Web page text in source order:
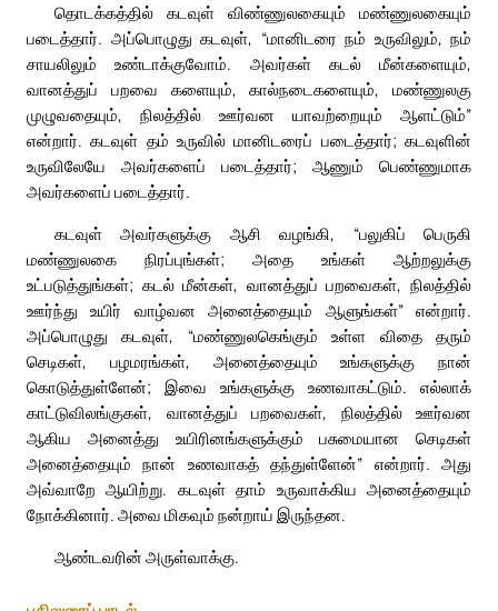
தொடக்கத்தில் கடவுள் விண்ணுலகையும் மண்ணுலகையும்
படைத்தார். அப்பொழுது கடவுள், “மானிடரை நம் உருவிலும், நம்
சாயலிலும் உண்டாக்குவோம். அவர்கள் கடல் மீன்களையும்,
வானத்துப் பறவை களையும், கால்நடைகளையும், மண்ணுலகு
முழுவதையும், நிலத்தில் ஊர்வன யாவற்றையும் ஆளட்டும்”
என்றார். கடவுள் தம் உருவில் மானிடரைப் படைத்தார்; கடவுளின்
உருவிலேயே அவர்களைப் படைத்தார்; ஆணும் பெண்ணுமாக
அவர்களைப் படைத்தார்.
கடவுள் அவர்களுக்கு ஆசி வழங்கி, “பலுகிப் பெருகி
மண்ணுலகை நிரப்புங்கள்; அதை உங்கள் ஆற்றலுக்கு
உட்படுத்துங்கள்; கடல் மீன்கள், வானத்துப் பறவைகள், நிலத்தில்
ஊர்ந்து உயிர் வாழ்வன அனைத்தையும் ஆளுங்கள்” என்றார்.
அப்பொழுது கடவுள், “மண்ணுலகெங்கும் உள்ள விதை தரும்
செடிகள், பழமரங்கள், அனைத்தையும் உங்களுக்கு நான்
கொடுத்துள்ளேன்; இவை உங்களுக்கு உணவாகட்டும். எல்லாக்
காட்டுவிலங்குகள், வானத்துப் பறவைகள், நிலத்தில் ஊர்வன
ஆகிய அனைத்து உயிரினங்களுக்கும் பசுமையான செடிகள்
அனைத்தையும் நான் உணவாகத் தந்துள்ளேன்” என்றார். அது
அவ்வாறே ஆயிற்று. கடவுள் தாம் உருவாக்கிய அனைத்தையும்
நோக்கினார். அவை மிகவும் நன்றாய் இருந்தன.
ஆண்டவரின் அருள்வாக்கு.